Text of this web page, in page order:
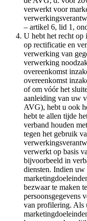
verwerkt voor
– artikel 6, lid 1,
U hebt het recht op
op rectificatie en
verwerking van
verwerking
overeenkomst
overeenkomst
of om vóór het
aanleiding van uw
AVG), hebt u ook
hebt te allen tijde
verband houden
tegen het gebruik
verwerkt op basis
bijvoorbeeld in
diensten. Indien
bezwaar te maken
persoonsgegevens
van profilering. Als